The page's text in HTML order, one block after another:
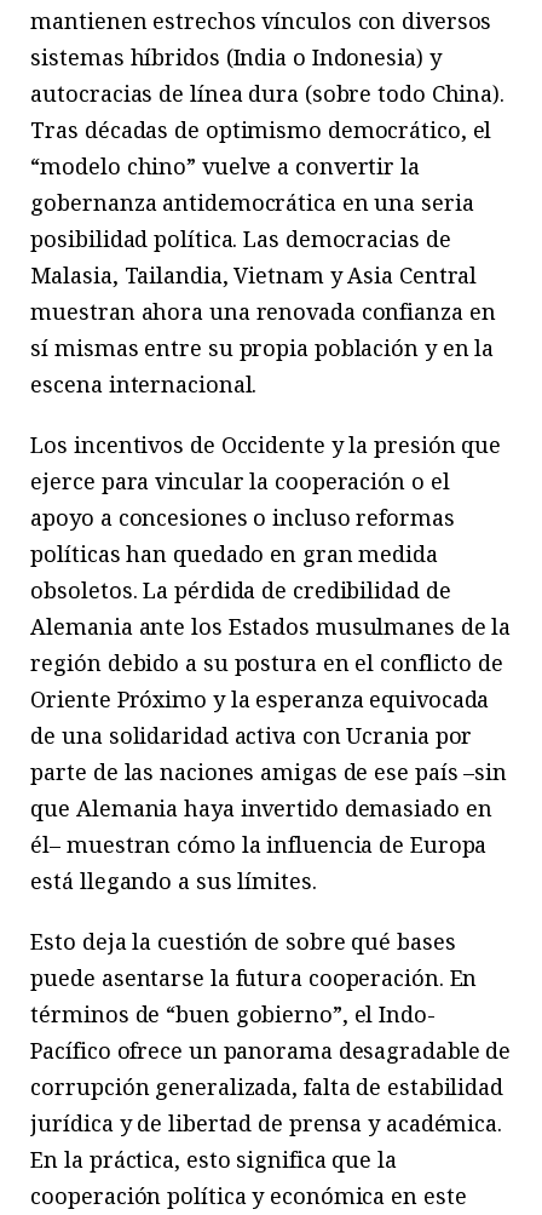
mantienen estrechos vínculos con diversos
sistemas híbridos (India o Indonesia) y
autocracias de línea dura (sobre todo China).
Tras décadas de optimismo democrático, el
“modelo chino” vuelve a convertir la
gobernanza antidemocrática en una seria
posibilidad política. Las democracias de
Malasia, Tailandia, Vietnam y Asia Central
muestran ahora una renovada confianza en
sí mismas entre su propia población y en la
escena internacional.
Los incentivos de Occidente y la presión que
ejerce para vincular la cooperación o el
apoyo a concesiones o incluso reformas
políticas han quedado en gran medida
obsoletos. La pérdida de credibilidad de
Alemania ante los Estados musulmanes de la
región debido a su postura en el conflicto de
Oriente Próximo y la esperanza equivocada
de una solidaridad activa con Ucrania por
parte de las naciones amigas de ese país –sin
que Alemania haya invertido demasiado en
él– muestran cómo la influencia de Europa
está llegando a sus límites.
Esto deja la cuestión de sobre qué bases
puede asentarse la futura cooperación. En
términos de “buen gobierno”, el Indo-
Pacífico ofrece un panorama desagradable de
corrupción generalizada, falta de estabilidad
jurídica y de libertad de prensa y académica.
En la práctica, esto significa que la
cooperación política y económica en este